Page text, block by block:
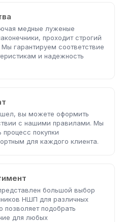
медные луженые
проходит строгий
Мы гарантируем соответствие
и надежность
вы можете оформить
с нашими правилами. Мы
покупки
для каждого клиента.
большой выбор
НШП для различных
позволяет подобрать
для любых